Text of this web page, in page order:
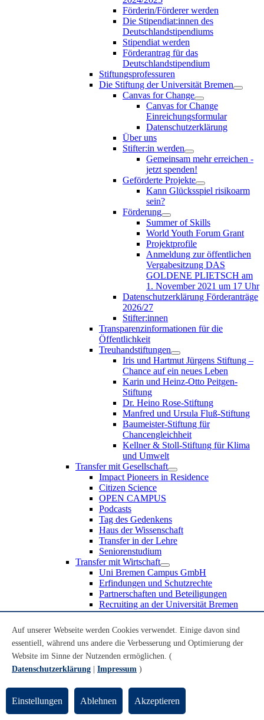
Förderin/Förderer werden
Die Stipendiat:innen des
Deutschlandstipendiums
Stipendiat werden
Förderantrag für das
Deutschlandstipendium
Stiftungsprofessuren
Die Stiftung der Universität Bremen
Canvas for Change
Canvas for Change
Einreichungsformular
Datenschutzerklärung
Über uns
Stifter:in werden
Gemeinsam mehr erreichen -
jetzt spenden!
Geförderte Projekte
Kann Glücksspiel risikoarm
sein?
Förderung
Summer of Skills
World Youth Forum Grant
Projektprofile
Anmeldung zur öffentlichen
Vergabesitzung DAS
GOLDENE PLIETSCH am
1. November 2021 um 17 Uhr
Datenschutzerklärung Förderanträge
2026/27
Stifter:innen
Transparenzinformationen für die
Öffentlichkeit
Treuhandstiftungen
Iris und Hartmut Jürgens Stiftung –
Chance auf ein neues Leben
Karin und Heinz-Otto Peitgen-
Stiftung
Dr. Heino Rose-Stiftung
Manfred und Ursula Fluß-Stiftung
Baumeister-Stiftung für
Chancengleichheit
Kellner & Stoll-Stiftung für Klima
und Umwelt
Transfer mit Gesellschaft
Impact Pioneers in Residence
Citizen Science
OPEN CAMPUS
Podcasts
Tag des Gedenkens
Haus der Wissenschaft
Transfer in der Lehre
Seniorenstudium
Transfer mit Wirtschaft
Uni Bremen Campus GmbH
Erfindungen und Schutzrechte
Partnerschaften und Beteiligungen
Recruiting an der Universität Bremen
Weiterbildung an der Universität Bremen
Transfer mit Schule
Schülerinnen und Schüler
MINT-Schnupperstudium
Schulklassen
Lehrkräfte
UniTransfer - Servicestelle für Transferaktivitäten
Transfermagazin der Universität Bremen
Auf unserer Webseite werden Cookies verwendet. Einige davon sind
essentiell, während uns andere die Verbesserung und Optimierung der
Website im Sinne der Nutzenden ermöglichen. (
Datenschutzerklärung
Impressum )
Einstellungen Ablehnen Akzeptieren